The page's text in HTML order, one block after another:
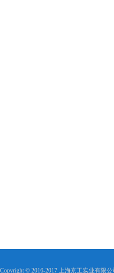
Copyright © 2016-2017 上海京工实业有限公